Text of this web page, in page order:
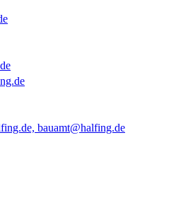
bauamt@halfing.de